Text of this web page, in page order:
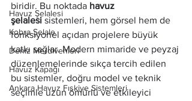
Havuz Şelalesi
Kobra Şelale
Deniz Merdivenleri
Havuz Kapağı
Ankara Havuz Fıskiye Sistemleri
biridir. Bu noktada havuz
şelalesi sistemleri, hem görsel hem de
fonksiyonel açıdan projelere büyük
katkı sağlar. Modern mimaride ve peyzaj
düzenlemelerinde sıkça tercih edilen
bu sistemler, doğru model ve teknik
seçimle uzun ömürlü ve etkileyici